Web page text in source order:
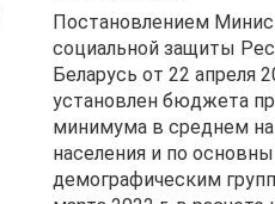
Постановлением
социальной защиты
Беларусь от 22 апреля
установлен бюджета
минимума в среднем
населения и по
демографическим